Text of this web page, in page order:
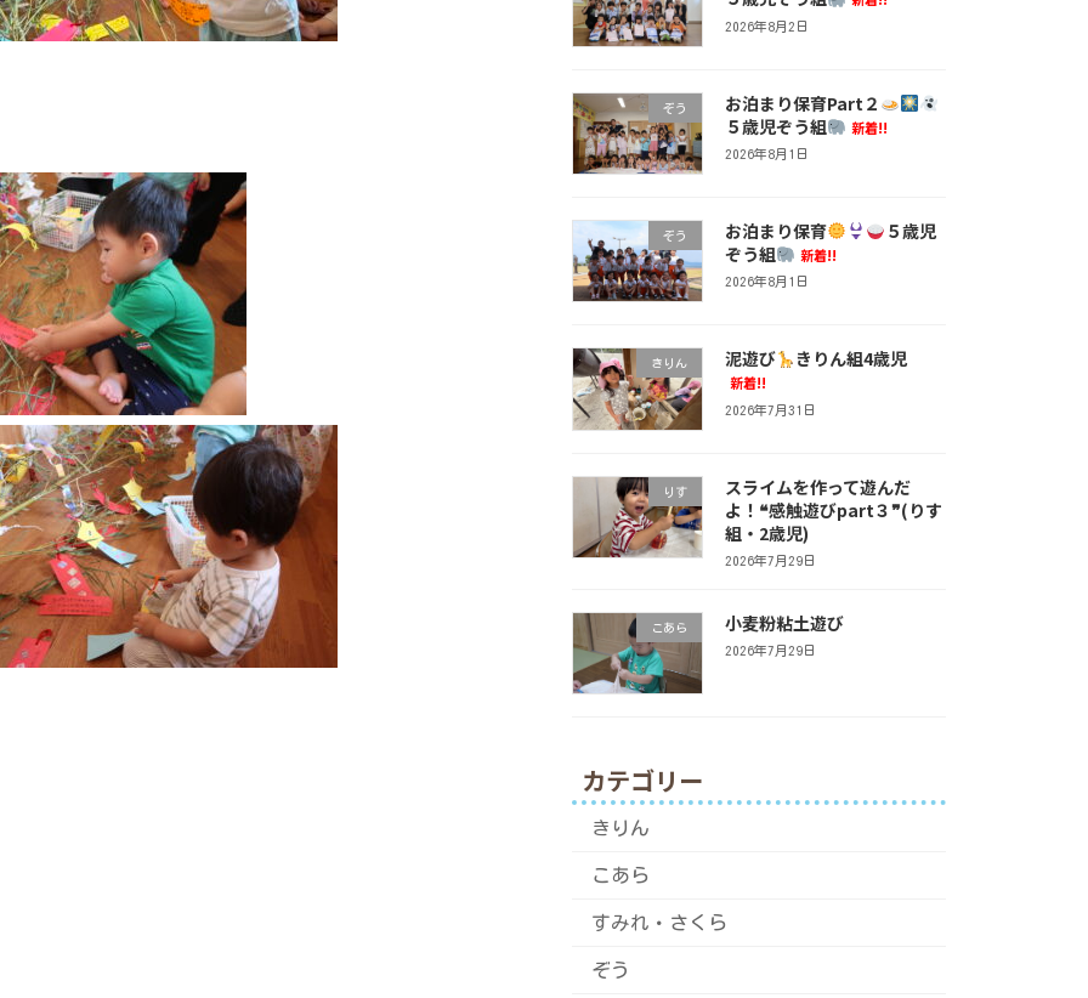
2026年8月2日
ぞう
お泊まり保育Part２
５歳児ぞう組
新着!!
2026年8月1日
ぞう お泊まり保育
５歳児
ぞう組
新着!!
2026年8月1日
きりん 泥遊び きりん組4歳児
新着!!
2026年7月31日
りす
スライムを作って遊んだ
よ！❝感触遊びpart３❞(りす
組・2歳児)
2026年7月29日
こあら 小麦粉粘土遊び
2026年7月29日
カテゴリー
きりん
こあら
すみれ・さくら
ぞう